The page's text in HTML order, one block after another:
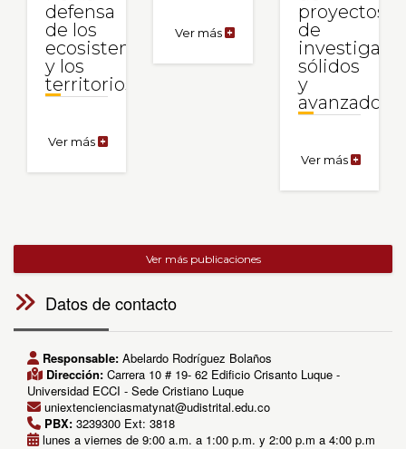
defensa
de los
ecosistemas
y los
territorios
Ver másBecas
||
la
de
ecosistemas
y
los
territorios
Ver másAsistente
Tecnología
Conservación
proyectos
de
sólidos
y
avanzados.
Ver más
Grant
de
Ver más publicaciones
Datos de contacto
Responsable: Abelardo Rodríguez Bolaños
Dirección: Carrera 10 # 19- 62 Edificio Crisanto Luque -
Universidad ECCI - Sede Cristiano Luque
uniextencienciasmatynat@udistrital.edu.co
PBX: 3239300 Ext: 3818
lunes a viernes de 9:00 a.m. a 1:00 p.m. y 2:00 p.m a 4:00 p.m